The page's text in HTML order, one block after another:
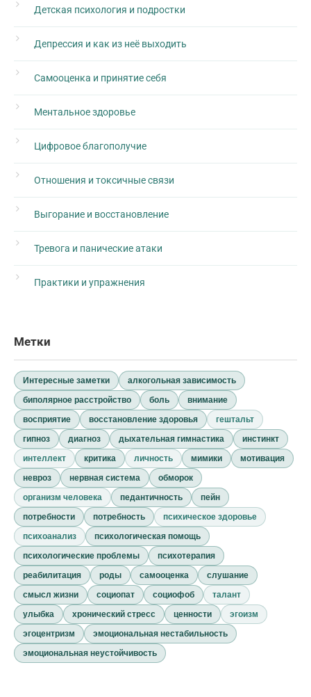
Детская психология и подростки
Депрессия и как из неё выходить
Самооценка и принятие себя
Ментальное здоровье
Цифровое благополучие
Отношения и токсичные связи
Выгорание и восстановление
Тревога и панические атаки
Практики и упражнения
Метки
Интересные заметки
алкогольная зависимость
биполярное расстройство
боль
внимание
восприятие
восстановление здоровья
гештальт
гипноз
диагноз дыхательная гимнастика
инстинкт
интеллект
критика личность мимики
мотивация
невроз
нервная система
обморок
организм человека
педантичность
пейн
потребности
потребность
психическое здоровье
психоанализ
психологическая помощь
психологические проблемы
психотерапия
реабилитация
роды самооценка
слушание
смысл жизни
социопат социофоб
талант
улыбка
хронический стресс ценности
эгоизм
эгоцентризм
эмоциональная нестабильность
эмоциональная неустойчивость